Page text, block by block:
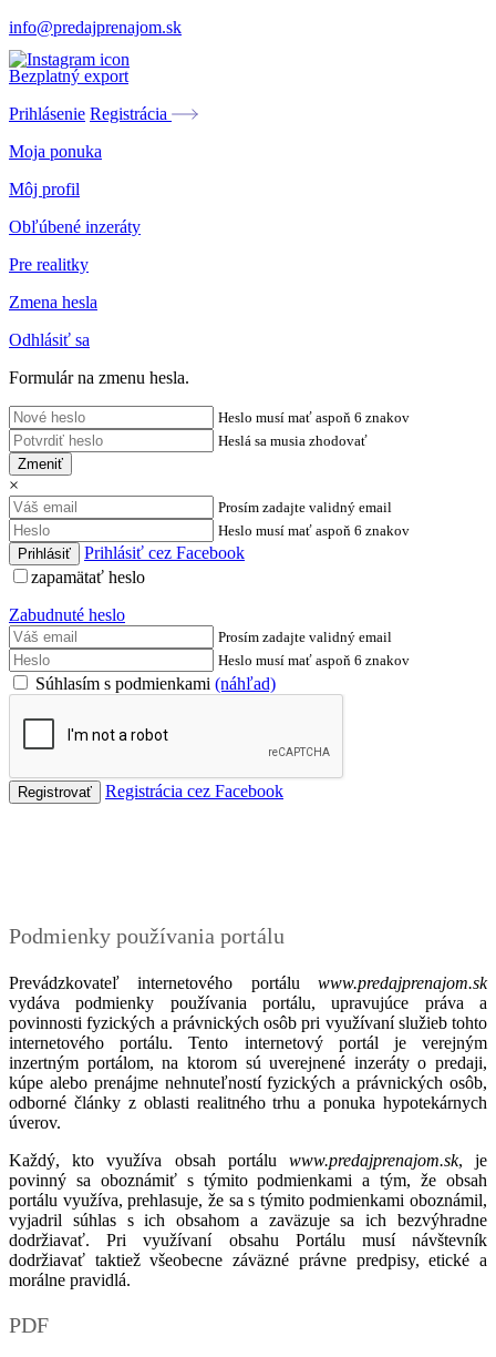
info@predajprenajom.sk
Bezplatný export
Prihlásenie Registrácia
Moja ponuka
Môj profil
Obľúbené inzeráty
Pre realitky
Zmena hesla
Odhlásiť sa
Formulár na zmenu hesla.
Heslo musí mať aspoň 6 znakov
Heslá sa musia zhodovať
Zmeniť
×
Prosím zadajte validný email
Heslo musí mať aspoň 6 znakov
Prihlásiť cez Facebook
zapamätať heslo
Zabudnuté heslo
Prosím zadajte validný email
Heslo musí mať aspoň 6 znakov
Súhlasím s podmienkami (náhľad)
Registrácia cez Facebook
Podmienky používania portálu
Prevádzkovateľ internetového portálu www.predajprenajom.sk
vydáva podmienky používania portálu, upravujúce práva a
povinnosti fyzických a právnických osôb pri využívaní služieb tohto
internetového portálu. Tento internetový portál je verejným
inzertným portálom, na ktorom sú uverejnené inzeráty o predaji,
kúpe alebo prenájme nehnuteľností fyzických a právnických osôb,
odborné články z oblasti realitného trhu a ponuka hypotekárnych
úverov.
Každý, kto využíva obsah portálu www.predajprenajom.sk, je
povinný sa oboznámiť s týmito podmienkami a tým, že obsah
portálu využíva, prehlasuje, že sa s týmito podmienkami oboznámil,
vyjadril súhlas s ich obsahom a zaväzuje sa ich bezvýhradne
dodržiavať. Pri využívaní obsahu Portálu musí návštevník
dodržiavať taktiež všeobecne záväzné právne predpisy, etické a
morálne pravidlá.
PDF